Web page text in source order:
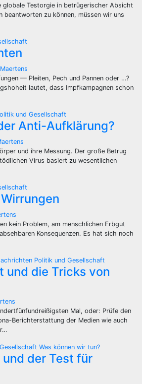
globale Testorgie in betrügerischer Absicht
beantworten zu können, müssen wir uns
— Pleiten, Pech und Pannen oder …?
lautet, dass Impfkampagnen schon
und Gesellschaft
Anti-Aufklärung?
und ihre Messung. Der große Betrug
Virus basiert zu wesentlichen
kein Problem, am menschlichen Erbgut
Konsequenzen. Es hat sich noch
Politik und Gesellschaft
und die Tricks von
Mal, oder: Prüfe den
Berichterstattung der Medien wie auch
Was können wir tun?
der Test für